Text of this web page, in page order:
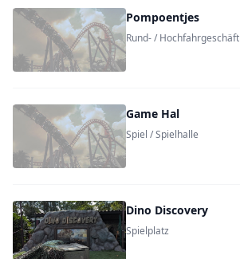
Pompoentjes
Rund- / Hochfahrgeschäft
Game Hal
Spiel / Spielhalle
Dino Discovery
Spielplatz